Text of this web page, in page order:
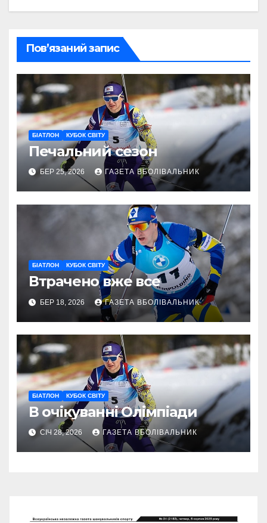
Пов’язаний запис
БІАТЛОН КУБОК СВІТУ
Печальний сезон
БЕР 25, 2026 ГАЗЕТА ВБОЛІВАЛЬНИК
БІАТЛОН КУБОК СВІТУ
Втрачено вже все
БЕР 18, 2026 ГАЗЕТА ВБОЛІВАЛЬНИК
БІАТЛОН КУБОК СВІТУ
В очікуванні Олімпіади
СІЧ 28, 2026 ГАЗЕТА ВБОЛІВАЛЬНИК